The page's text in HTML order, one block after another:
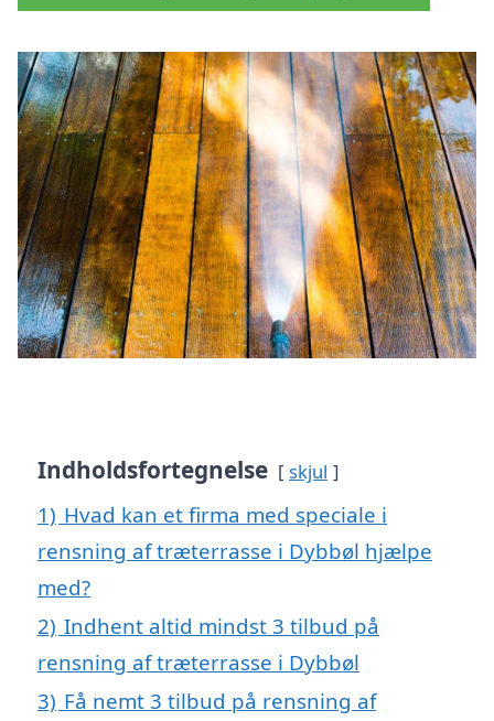
Indholdsfortegnelse skjul
1) Hvad kan et firma med speciale i
rensning af træterrasse i Dybbøl hjælpe
med?
2) Indhent altid mindst 3 tilbud på
rensning af træterrasse i Dybbøl
3) Få nemt 3 tilbud på rensning af